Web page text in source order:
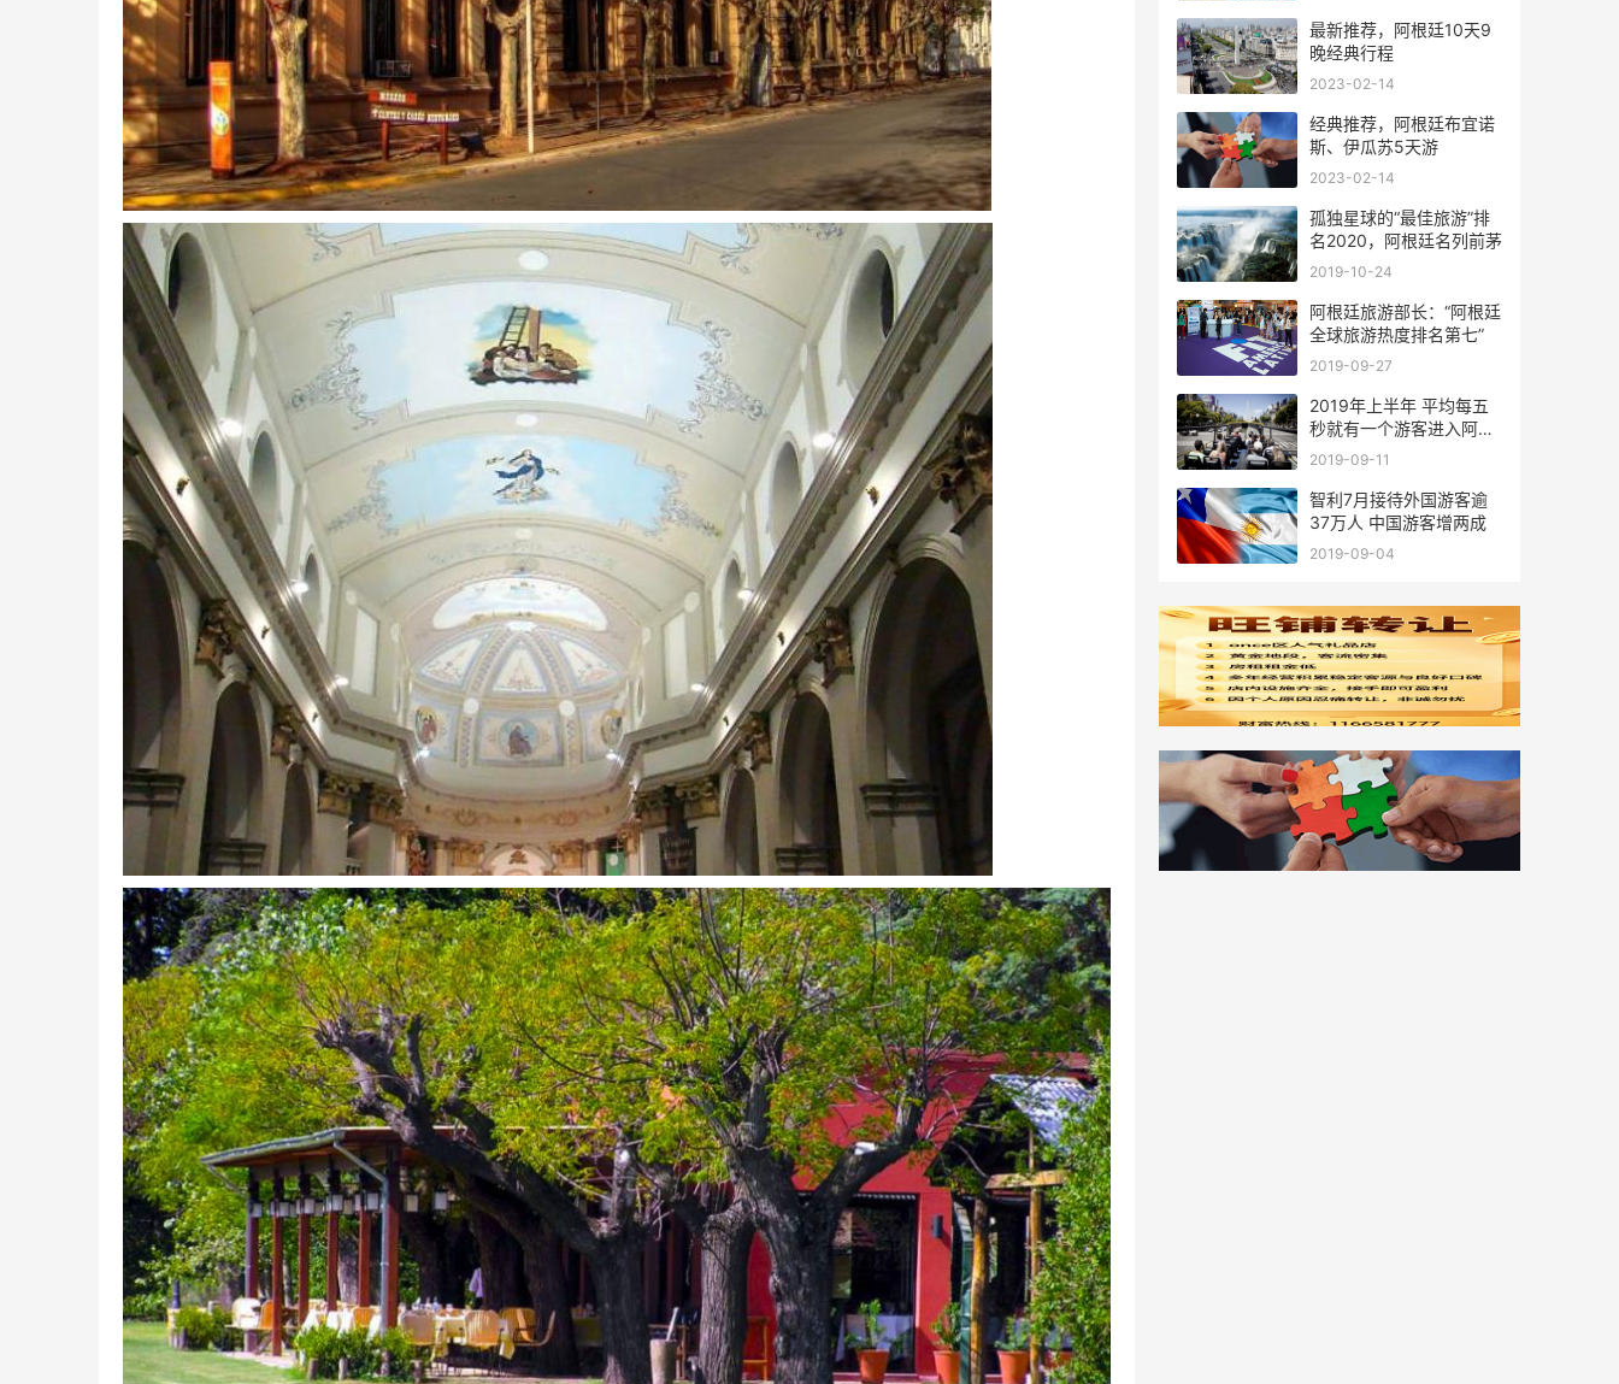
最新推荐，阿根廷10天9
晚经典行程
2023-02-14
经典推荐，阿根廷布宜诺
斯、伊瓜苏5天游
2023-02-14
孤独星球的“最佳旅游”排
名2020，阿根廷名列前茅
2019-10-24
阿根廷旅游部长：“阿根廷
全球旅游热度排名第七”
2019-09-27
2019年上半年 平均每五
秒就有一个游客进入阿根
廷
2019-09-11
智利7月接待外国游客逾
37万人 中国游客增两成
2019-09-04